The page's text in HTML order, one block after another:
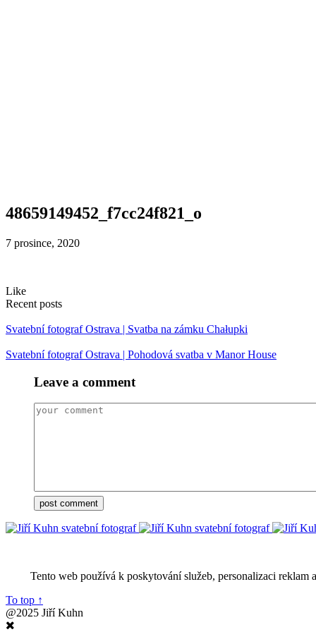
48659149452_f7cc24f821_o
7 prosince, 2020
Like
Recent posts
Svatební fotograf Ostrava | Svatba na zámku Chałupki
Svatební fotograf Ostrava | Pohodová svatba v Manor House
Leave a comment
Tento web používá k poskytování služeb, personalizaci
To top ↑
@2025 Jiří Kuhn